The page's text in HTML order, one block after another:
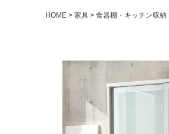
HOME 家具 食器棚・キッチン収納